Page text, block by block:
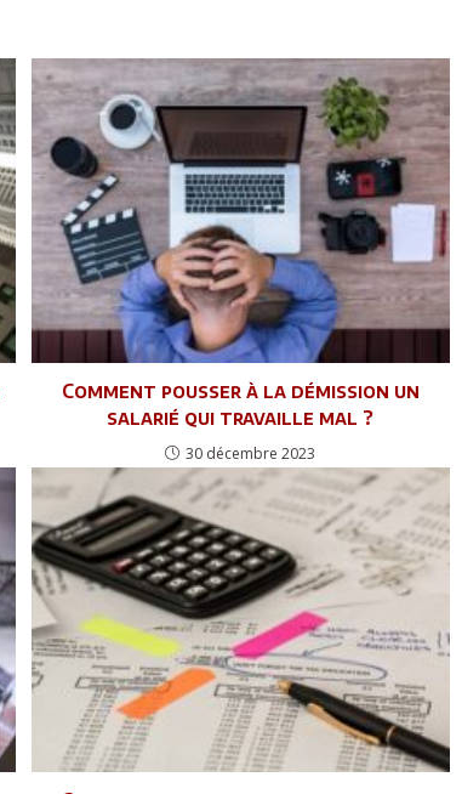
Comment pousser à la démission un
salarié qui travaille mal ?
30 décembre 2023